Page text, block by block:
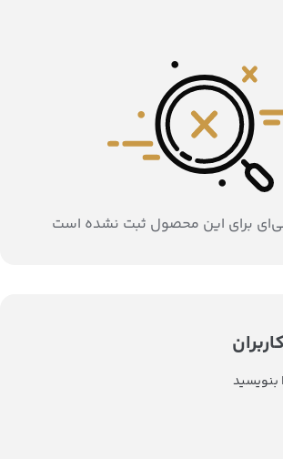
برای این محصول ثبت نشده است
بنویسید